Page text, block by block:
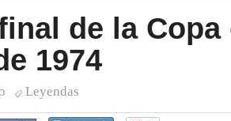
de la Copa
1974
Leyendas